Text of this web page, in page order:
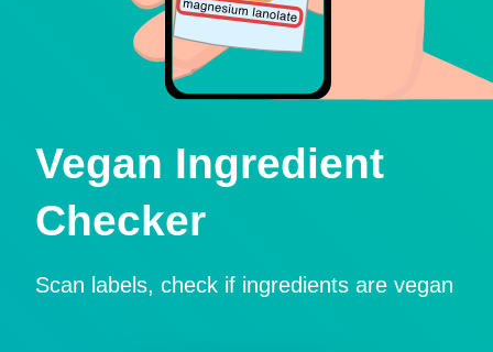
Vegan Ingredient
Checker
Scan labels, check if ingredients are vegan